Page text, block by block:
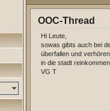
OOC-Thread
Hi Leute,
sowas gibts auch bei
überfallen und
in die stadt
VG T